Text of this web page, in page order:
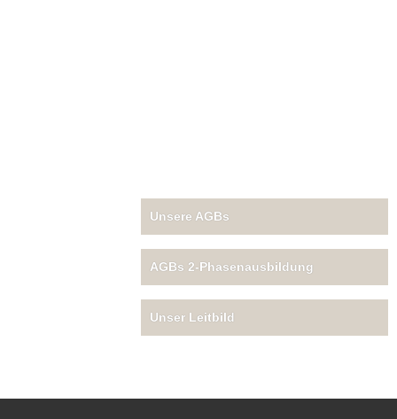
Unsere AGBs
AGBs 2-Phasenausbildung
Unser Leitbild